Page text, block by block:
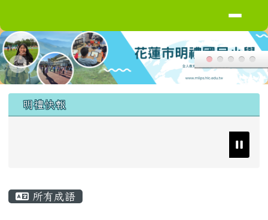
上中區域內容
明禮快報
所有成語
頁尾區域